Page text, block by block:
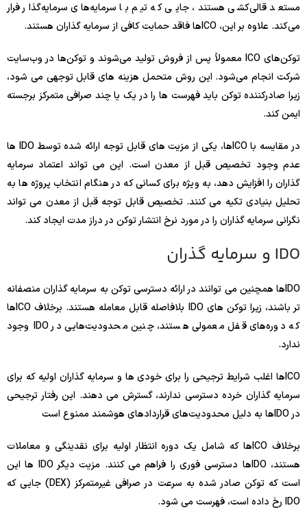
مستعد قالی‌کشی هستند، جایی که تیم با سرمایه‌های سرمایه‌گذار فرار
می‌کند. علاوه بر این، ICOها فاقد حمایت کافی از سرمایه گذاران هستند.
توکن‌های ICO معمولاً پس از فروش تولید می‌شوند و توکن‌ها در وب‌سایت
شرکت انجام می‌شود. این روش متحمل هزینه های قابل توجهی می شود،
زیرا صادرکننده توکن باید فهرست ها را در یک یا چند صرافی متمرکز برجسته
ایمن کند.
در مقایسه با ICOها، یکی از مزیت های قابل توجه ارائه شده توسط IDO ها
عدم وجود تخصیص قبل از معدن است. این می تواند اعتماد سرمایه
گذاران را افزایش دهد، به ویژه برای کسانی که در هنگام انتخاب پروژه ها به
تحلیل بنیادی تکیه می کنند. تخصیص قابل توجه قبل از معدن می تواند
نگرانی سرمایه گذاران را در مورد نرخ انتشار توکن در دراز مدت ایجاد کند.
IDO و سرمایه گذران
IDOها همچنین می توانند در ارائه دسترسی توکن به سرمایه گذاران منصفانه
تر باشند، زیرا توکن های IDO بلافاصله قابل معامله هستند. برخلاف ICOها
که دوره‌های قفل معمولی هستند، چنین محدودیت‌هایی در IDO وجود
ندارد.
ICOها اغلب شرایط ترجیحی را برای خودی ها و سرمایه گذاران اولیه که برای
سرمایه گذاران خرده دسترسی ندارند، گسترش می دهند. این رفتار ترجیحی
در IDOها به دلیل محدودیت‌های قراردادهای هوشمند ممنوع است
برخلاف ICOها که شامل یک دوره انتظار اولیه برای نقدینگی و معاملات
هستند، IDOها دسترسی فوری را فراهم می کنند. مزیت دیگر IDO ها این
است که توکن صادر شده به سرعت در صرافی غیرمتمرکز (DEX) جایی که
IDO رخ داده است، فهرست می شود.